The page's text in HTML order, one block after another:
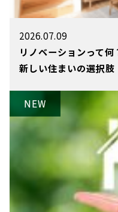
2026.07.09
リノベーションって
新しい住まいの選択肢